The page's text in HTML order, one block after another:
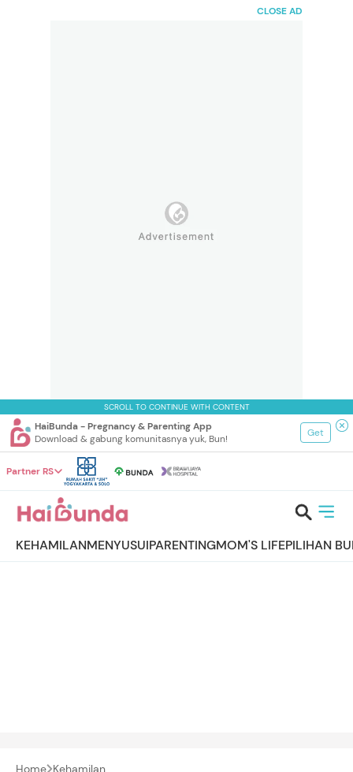
CLOSE AD
SCROLL TO CONTINUE WITH CONTENT
HaiBunda - Pregnancy & Parenting App
Download & gabung komunitasnya yuk, Bun!
Get
Partner RS
KEHAMILANMENYUSUIPARENTINGMOM'S LIFEPILIHAN
Home Kehamilan